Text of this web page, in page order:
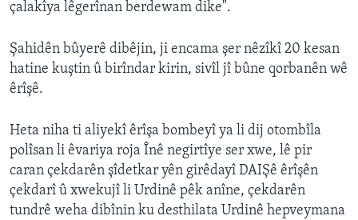
çalakîya lêgerînan berdewam dike".
Şahidên bûyerê dibêjin, ji encama şer nêzîkî 20 kesan
hatine kuştin û birîndar kirin, sivîl jî bûne qorbanên wê
êrîşê.
Heta niha ti aliyekî êrîşa bombeyî ya li dij otombîla
polîsan li êvariya roja Înê negirtîye ser xwe, lê pir
caran çekdarên şîdetkar yên girêdayî DAIŞê êrîşên
çekdarî û xwekujî li Urdinê pêk anîne, çekdarên
tundrê weha dibînin ku desthilata Urdinê hepveymana